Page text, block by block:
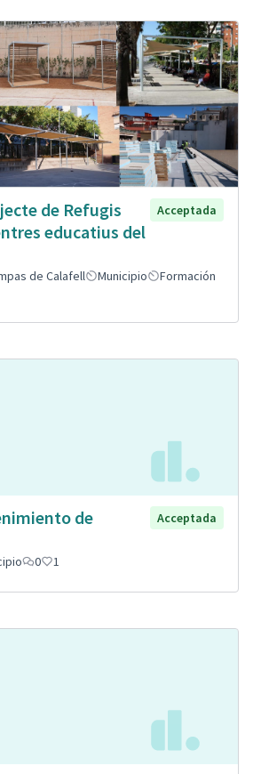
de Refugis
educatius del
Acceptada
de Calafell Municipio
Formación
de
Acceptada
0 1